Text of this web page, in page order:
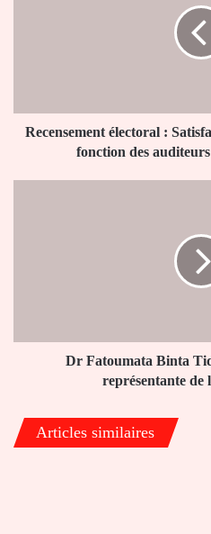
de
fonction
Recensement électoral :
fonction des
l'OMS
Dr Fatoumata Binta
représentante de
Articles similaires